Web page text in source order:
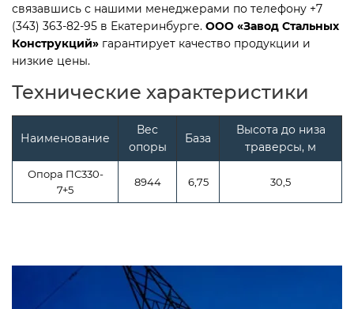
связавшись с нашими менеджерами по телефону +7
(343) 363-82-95 в Екатеринбурге. ООО «Завод Стальных
Конструкций» гарантирует качество продукции и
низкие цены.
Технические характеристики
Наименование
Вес
опоры
База
Высота до низа
траверсы, м
Опора ПС330-
7+5
8944 6,75 30,5